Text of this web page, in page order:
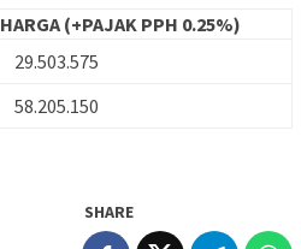
HARGA (+PAJAK PPH 0.25%)
29.503.575
58.205.150
SHARE